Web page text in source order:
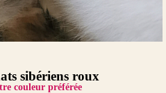
sibériens roux
couleur préférée